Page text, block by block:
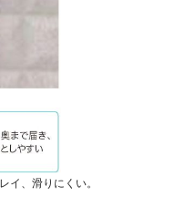
イ、滑りにくい。